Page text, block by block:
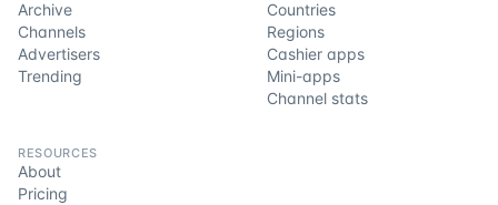
Archive
Channels
Advertisers
Trending
Countries
Regions
Cashier apps
Mini-apps
Channel stats
RESOURCES
About
Pricing